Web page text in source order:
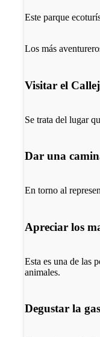
Este parque
Los más
Visitar el
Se trata del lugar
Dar una
En torno al
Apreciar los
Esta es una de las
animales.
Degustar la